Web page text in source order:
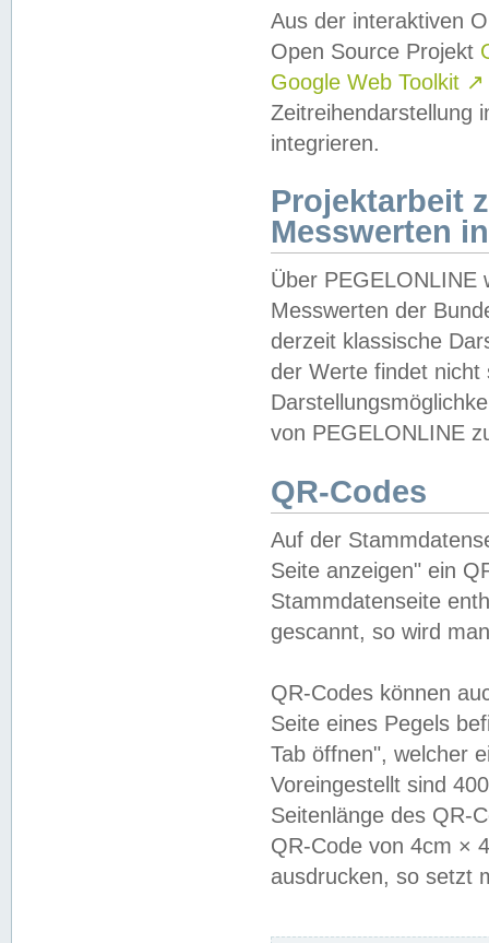
Aus der interaktiven
Open Source Projekt
Google Web Toolkit ↗
Zeitreihendarstellung
integrieren.
Projektarbeit
Messwerten
Über PEGELONLINE
Messwerten der
derzeit klassische
der Werte findet
von PEGELONLINE
QR-Codes
Auf der
Seite anzeigen" ein
Stammdatenseite
gescannt, so wird
QR-Codes können
Seite eines Pegels
Tab öffnen", welcher
Voreingestellt sind
Seitenlänge des QR-
QR-Code von 4cm ×
ausdrucken, so setzt